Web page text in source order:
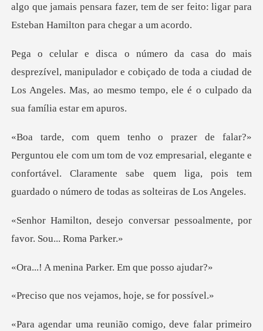
algo que ja
manipulador e cobiçado de toda a ciudad de
Los Angeles. Mas,
om de voz empresarial, elegante e
confortável. Claramente sabe quem l
onversar pessoalmente, por
na Parker. Em q
vejamos, hoje,
comigo, deve falar primeir